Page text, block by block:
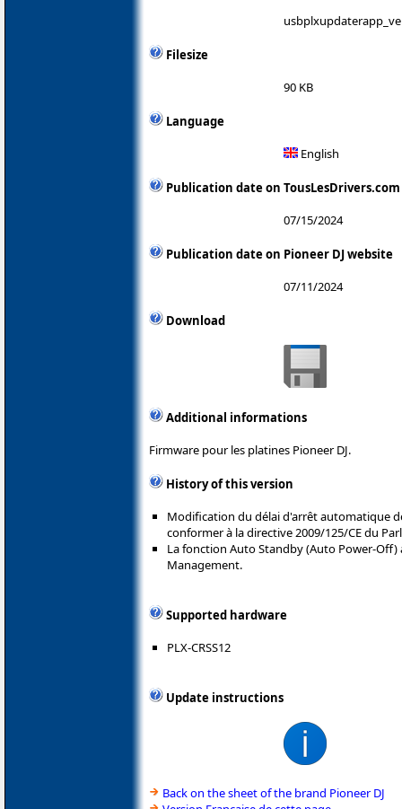
Filesize
90 KB
Language
English
Publication date on TousLesDrivers.com
07/15/2024
Publication date on Pioneer DJ website
07/11/2024
Download
Additional informations
Firmware pour les platines Pioneer DJ.
History of this version
Modification du délai d'arrêt automatique
conformer à la directive 2009/125/CE du
La fonction Auto Standby (Auto Power-Off)
Management.
Supported hardware
PLX-CRSS12
Update instructions
Back on the sheet of the brand Pioneer DJ